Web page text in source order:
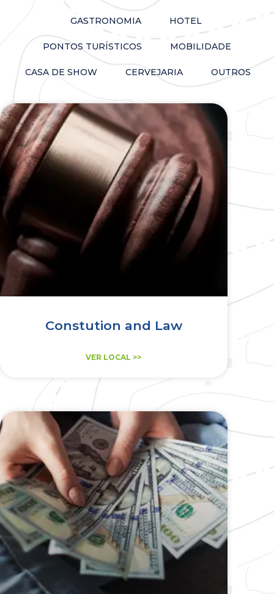
GASTRONOMIA HOTEL
PONTOS TURÍSTICOS MOBILIDADE
CASA DE SHOW CERVEJARIA OUTROS
Constution and Law
VER LOCAL >>